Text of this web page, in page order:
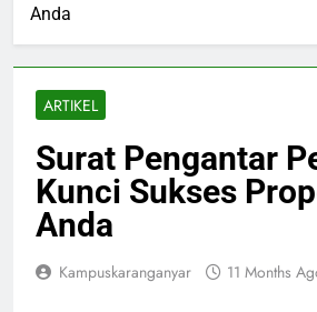
Anda
ARTIKEL
Surat Pengantar
Kunci Sukses
Anda
Kampuskaranganyar 11 Months